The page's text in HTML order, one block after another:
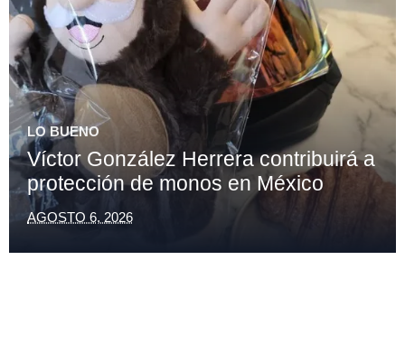
LO BUENO
Víctor González Herrera contribuirá a
protección de monos en México
AGOSTO 6, 2026